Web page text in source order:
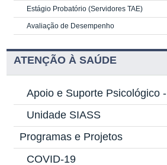
Estágio Probatório (Servidores TAE)
Avaliação de Desempenho
ATENÇÃO À SAÚDE
Apoio e Suporte Psicológico -
Unidade SIASS
Programas e Projetos
COVID-19